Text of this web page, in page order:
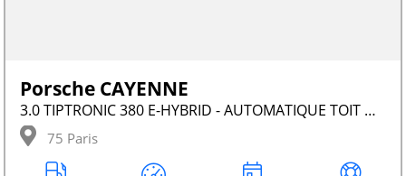
Porsche CAYENNE
3.0 TIPTRONIC 380 E-HYBRID - AUTOMATIQUE TOIT OUVRANT
75 Paris